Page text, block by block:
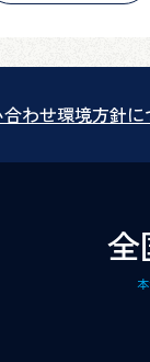
わせ環境方針に
全